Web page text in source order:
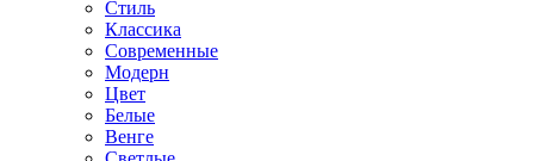
Стиль
Классика
Современные
Модерн
Цвет
Белые
Венге